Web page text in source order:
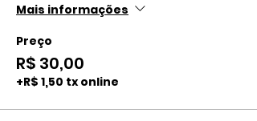
Mais informações
Preço
R$ 30,00
+R$ 1,50 tx online